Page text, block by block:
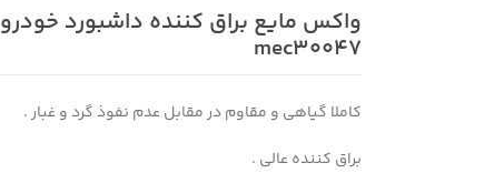
واکس مایع براق کننده داشبورد خودرو
mec30047
کاملا گیاهی و مقاوم در مقابل عدم نفوذ گرد و غبار .
براق کننده عالی .